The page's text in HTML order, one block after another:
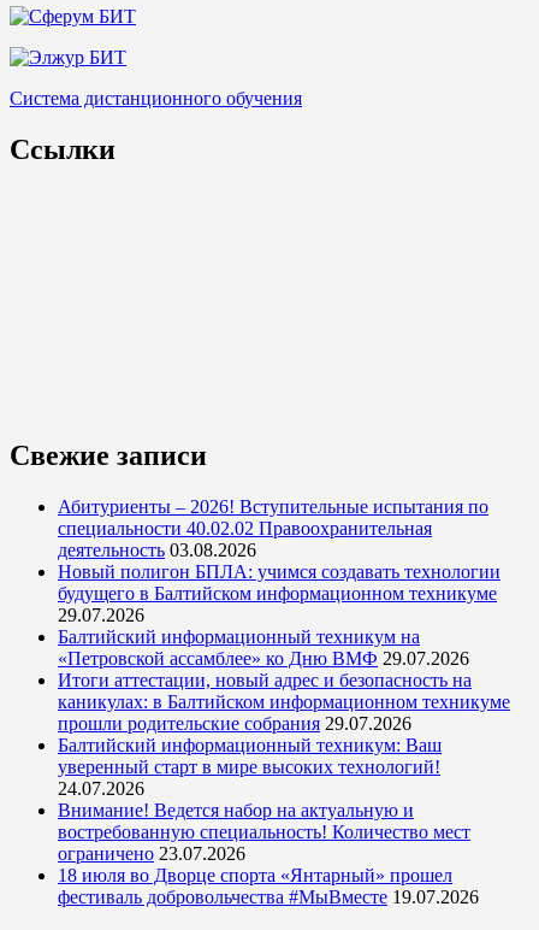
Система дистанционного обучения
Ссылки
Свежие записи
Абитуриенты – 2026! Вступительные испытания по
специальности 40.02.02 Правоохранительная
деятельность 03.08.2026
Новый полигон БПЛА: учимся создавать технологии
будущего в Балтийском информационном техникуме
29.07.2026
Балтийский информационный техникум на
«Петровской ассамблее» ко Дню ВМФ 29.07.2026
Итоги аттестации, новый адрес и безопасность на
каникулах: в Балтийском информационном техникуме
прошли родительские собрания 29.07.2026
Балтийский информационный техникум: Ваш
уверенный старт в мире высоких технологий!
24.07.2026
Внимание! Ведется набор на актуальную и
востребованную специальность! Количество мест
ограничено 23.07.2026
18 июля во Дворце спорта «Янтарный» прошел
фестиваль добровольчества #МыВместе 19.07.2026